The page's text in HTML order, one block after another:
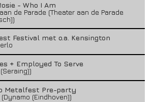
- Who I Am
de Parade (Theater aan de Parade
Festival met o.a. Kensington
+ Employed To Serve
Metalfest Pre-party
(Eindhoven))